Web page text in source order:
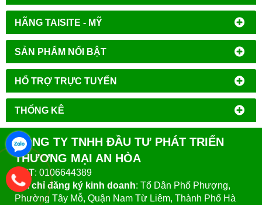
HÃNG TAISITE - MỸ
SẢN PHẨM NỔI BẬT
HỔ TRỢ TRỰC TUYẾN
THỐNG KÊ
CÔNG TY TNHH ĐẦU TƯ PHÁT TRIỂN
THƯƠNG MẠI AN HÒA
MST: 0106644389
Địa chỉ đăng ký kinh doanh: Tổ Dân Phố Phượng,
Phường Tây Mỗ, Quận Nam Từ Liêm, Thành Phố Hà